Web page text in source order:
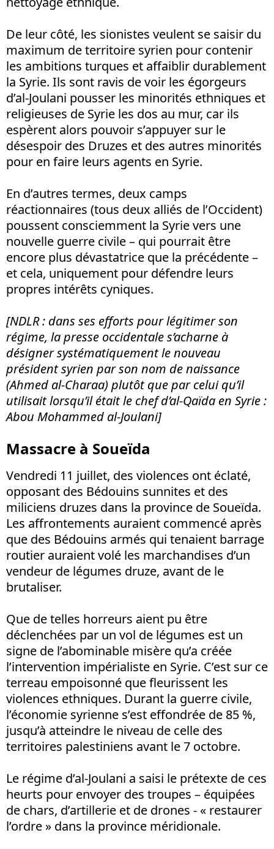
De leur côté, les sionistes veulent se saisir du
maximum de territoire syrien pour contenir
les ambitions turques et affaiblir durablement
la Syrie. Ils sont ravis de voir les égorgeurs
d’al-Joulani pousser les minorités ethniques et
religieuses de Syrie les dos au mur, car ils
espèrent alors pouvoir s’appuyer sur le
désespoir des Druzes et des autres minorités
pour en faire leurs agents en Syrie.
En d’autres termes, deux camps
réactionnaires (tous deux alliés de l’Occident)
poussent consciemment la Syrie vers une
nouvelle guerre civile – qui pourrait être
encore plus dévastatrice que la précédente –
et cela, uniquement pour défendre leurs
propres intérêts cyniques.
[NDLR : dans ses efforts pour légitimer son
régime, la presse occidentale s’acharne à
désigner systématiquement le nouveau
président syrien par son nom de naissance
(Ahmed al-Charaa) plutôt que par celui qu’il
utilisait lorsqu’il était le chef d’al-Qaïda en Syrie :
Abou Mohammed al-Joulani]
Massacre à Soueïda
Vendredi 11 juillet, des violences ont éclaté,
opposant des Bédouins sunnites et des
miliciens druzes dans la province de Soueïda.
Les affrontements auraient commencé après
que des Bédouins armés qui tenaient barrage
routier auraient volé les marchandises d’un
vendeur de légumes druze, avant de le
brutaliser.
Que de telles horreurs aient pu être
déclenchées par un vol de légumes est un
signe de l’abominable misère qu’a créée
l’intervention impérialiste en Syrie. C’est sur ce
terreau empoisonné que fleurissent les
violences ethniques. Durant la guerre civile,
l’économie syrienne s’est effondrée de 85 %,
jusqu’à atteindre le niveau de celle des
territoires palestiniens avant le 7 octobre.
Le régime d’al-Joulani a saisi le prétexte de ces
heurts pour envoyer des troupes – équipées
de chars, d’artillerie et de drones - « restaurer
l’ordre » dans la province méridionale.